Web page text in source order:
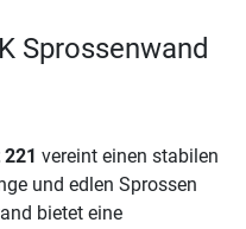
Sprossenwand
vereint einen stabilen
und edlen Sprossen
bietet eine